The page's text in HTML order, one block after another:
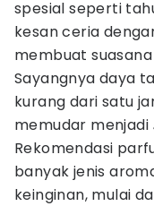
spesial seperti
kesan ceria
membuat
Sayangnya daya
kurang dari satu
memudar menjadi
Rekomendasi
banyak jenis
keinginan, mulai